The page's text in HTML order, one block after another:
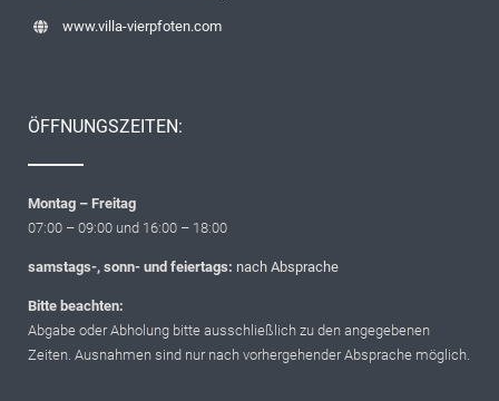
www.villa-vierpfoten.com
ÖFFNUNGSZEITEN:
Montag– Freitag
07:00 – 09:00 und 16:00 – 18:00
samstags-, sonn- und feiertags: nach Absprache
Bitte beachten:
Abgabe oder Abholung bitte ausschließlich zu den angegebenen
Zeiten. Ausnahmen sind nur nach vorhergehender Absprache möglich.